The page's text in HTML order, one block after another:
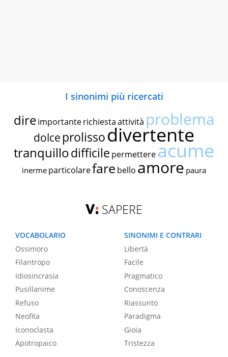
I sinonimi più ricercati
dire importante richiestaattività problema
dolce prolissodivertente
tranquillodifficile permettereacume
inerme particolarefare bello amore paura
SAPERE
VOCABOLARIO
Ossimoro
Filantropo
Idiosincrasia
Pusillanime
Refuso
Neofita
Iconoclasta
Apotropaico
SINONIMI E CONTRARI
Libertà
Facile
Pragmatico
Conoscenza
Riassunto
Paradigma
Gioia
Tristezza